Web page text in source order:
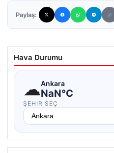
Paylaş:
Hava Durumu
☁Ankara
NaN°C
ŞEHIR SEÇ